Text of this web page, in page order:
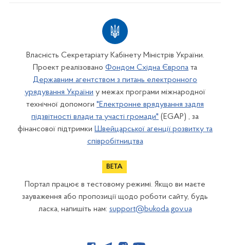
Власність Секретаріату Кабінету Міністрів України.
Проект реалізовано Фондом Східна Європа та
Державним агентством з питань електронного
урядування України у межах програми міжнародної
технічної допомоги "Електронне врядування задля
підзвітності влади та участі громади" (EGAP) , за
фінансової підтримки Швейцарської агенції розвитку та
співробітництва
Портал працює в тестовому режимі. Якщо ви маєте
зауваження або пропозиції щодо роботи сайту, будь
ласка, напишіть нам: support@bukoda.gov.ua